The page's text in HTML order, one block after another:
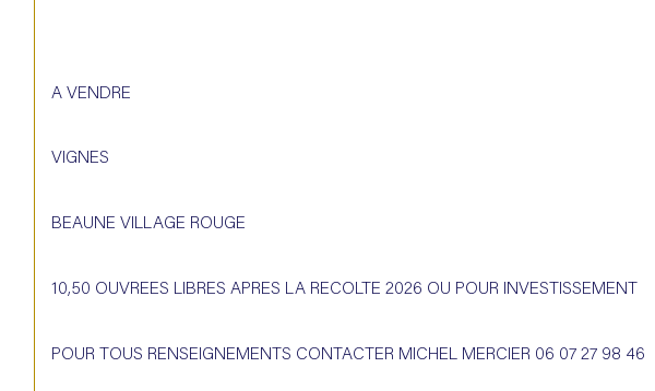
A VENDRE
VIGNES
BEAUNE VILLAGE ROUGE
10,50 OUVREES LIBRES APRES LA RECOLTE 2026 OU POUR INVESTISSEMENT
POUR TOUS RENSEIGNEMENTS CONTACTER MICHEL MERCIER 06 07 27 98 46